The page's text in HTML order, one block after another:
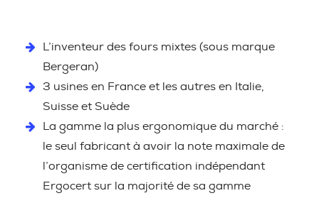
L’inventeur des fours mixtes (sous marque
Bergeran)
3 usines en France et les autres en Italie,
Suisse et Suède
La gamme la plus ergonomique du marché :
le seul fabricant à avoir la note maximale de
l’organisme de certification indépendant
Ergocert sur la majorité de sa gamme